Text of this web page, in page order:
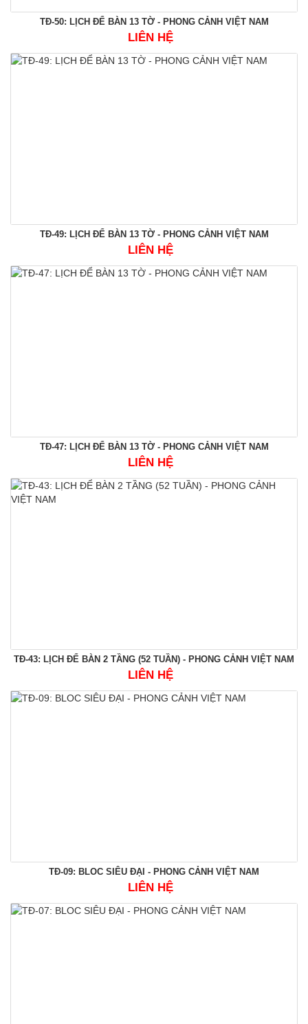
TĐ-50: LỊCH ĐỂ BÀN 13 TỜ - PHONG CẢNH VIỆT NAM
LIÊN HỆ
TĐ-49: LỊCH ĐỂ BÀN 13 TỜ - PHONG CẢNH VIỆT NAM
LIÊN HỆ
TĐ-47: LỊCH ĐỂ BÀN 13 TỜ - PHONG CẢNH VIỆT NAM
LIÊN HỆ
TĐ-43: LỊCH ĐỂ BÀN 2 TẦNG (52 TUẦN) - PHONG CẢNH VIỆT NAM
LIÊN HỆ
TĐ-09: BLOC SIÊU ĐẠI - PHONG CẢNH VIỆT NAM
LIÊN HỆ